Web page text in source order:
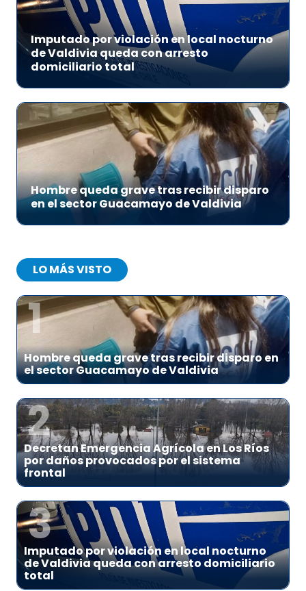
Imputado por violación en local nocturno
de Valdivia queda con arresto
domiciliario total
Hombre queda grave tras recibir disparo
en el sector Guacamayo de Valdivia
LO MÁS VISTO
1
Hombre queda grave tras recibir disparo en
el sector Guacamayo de Valdivia
2
Decretan Emergencia Agrícola en Los Ríos
por daños provocados por el sistema
frontal
3
Imputado por violación en local nocturno
de Valdivia queda con arresto domiciliario
total